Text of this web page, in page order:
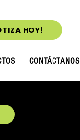
HOY!
CONTÁCTANOS